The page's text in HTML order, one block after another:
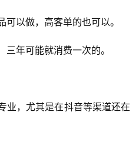
以做，高客单的也可以。
年可能就消费一次的。
业，尤其是在抖音等渠道还在